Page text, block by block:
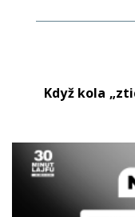
Když kola